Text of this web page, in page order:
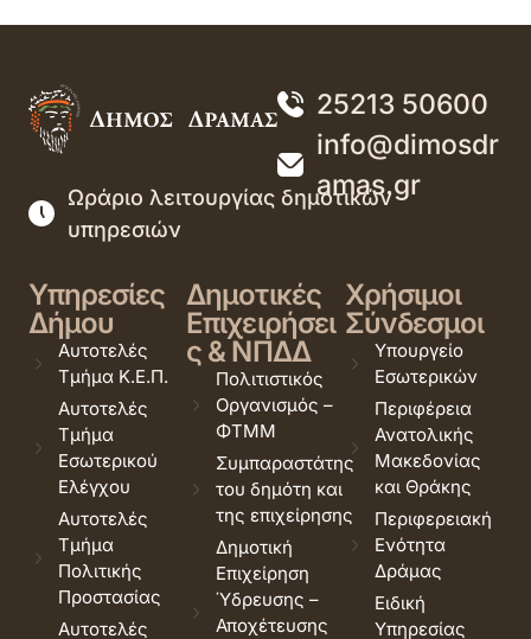
25213 50600
info@dimosdr
amas.gr
Ωράριο λειτουργίας δημοτικών
υπηρεσιών
Υπηρεσίες
Δήμου
Αυτοτελές
Τμήμα Κ.Ε.Π.
Αυτοτελές
Τμήμα
Εσωτερικού
Ελέγχου
Αυτοτελές
Τμήμα
Πολιτικής
Προστασίας
Αυτοτελές
Δημοτικές
Επιχειρήσει
ς & ΝΠΔΔ
Πολιτιστικός
Οργανισμός –
ΦΤΜΜ
Συμπαραστάτης
του δημότη και
της επιχείρησης
Δημοτική
Επιχείρηση
Ύδρευσης –
Αποχέτευσης
Χρήσιμοι
Σύνδεσμοι
Υπουργείο
Εσωτερικών
Περιφέρεια
Ανατολικής
Μακεδονίας
και Θράκης
Περιφερειακή
Ενότητα
Δράμας
Ειδική
Υπηρεσίας